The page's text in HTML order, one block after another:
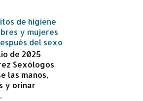
de higiene
y mujeres
del sexo
de 2025
Sexólogos
las manos,
y orinar